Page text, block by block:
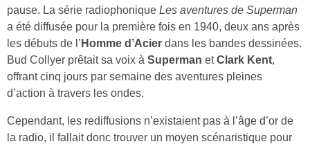
pause. La série radiophonique Les aventures de Superman
a été diffusée pour la première fois en 1940, deux ans après
les débuts de l’ Homme d’Acier dans les bandes dessinées.
Bud Collyer prêtait sa voix à Superman etClark Kent,
offrant cinq jours par semaine des aventures pleines
d’action à travers les ondes.
Cependant, les rediffusions n’existaient pas à l’âge d’or de
la radio, il fallait donc trouver un moyen scénaristique pour